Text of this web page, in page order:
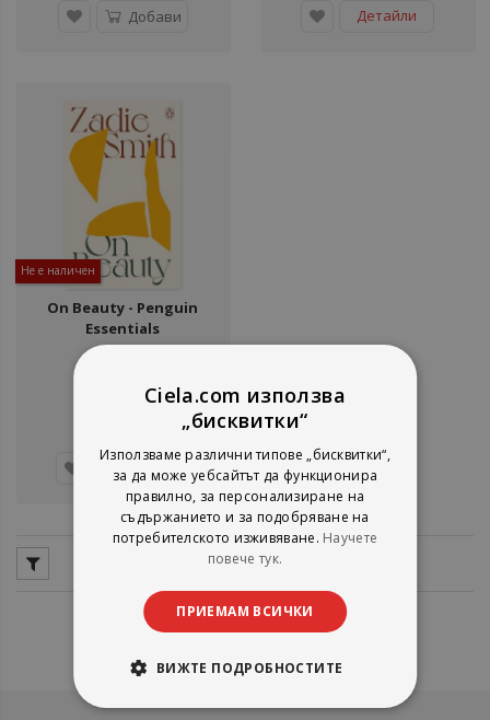
Добави Детайли
Не е наличен
On Beauty - Penguin
Essentials
Zadie Smith
11,25 €Ciela.com използва
„бисквитки“
Използваме различни типове „бисквитки“,
за да може уебсайтът да функционира
правилно, за персонализиране на
съдържанието и за подобряване на
потребителското изживяване. Научете
повече тук.
ПРИЕМАМ ВСИЧКИ
ВИЖТЕ ПОДРОБНОСТИТЕ